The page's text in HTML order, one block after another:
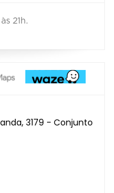
21h.
3179 - Conjunto